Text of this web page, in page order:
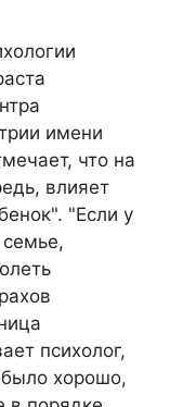
имени
что на
влияет
"Если у
психолог,
хорошо,